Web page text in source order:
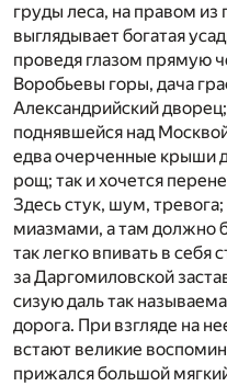
груды леса, на правом из
выглядывает богатая
проведя глазом прямую
Воробьевы горы, дача
Александрийский
поднявшейся над
едва очерченные крыши
рощ; так и хочется
Здесь стук, шум,
миазмами, а там должно
так легко впивать в себя
за Даргомиловской
сизую даль так
дорога. При взгляде на
встают великие
прижался большой